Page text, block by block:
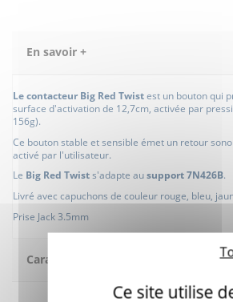
En savoir +
Le contacteur Big Red Twistest un bouton qui
surface d'activation de 12,7cm, activée par
156g).
Ce bouton stable et sensible émet un retour
activé par l'utilisateur.
Le Big Red Twists'adapte ausupport 7N426B.
Livré avec capuchons de couleur rouge, bleu,
Prise Jack 3.5mm
Caractéristiques
Ce site utilise